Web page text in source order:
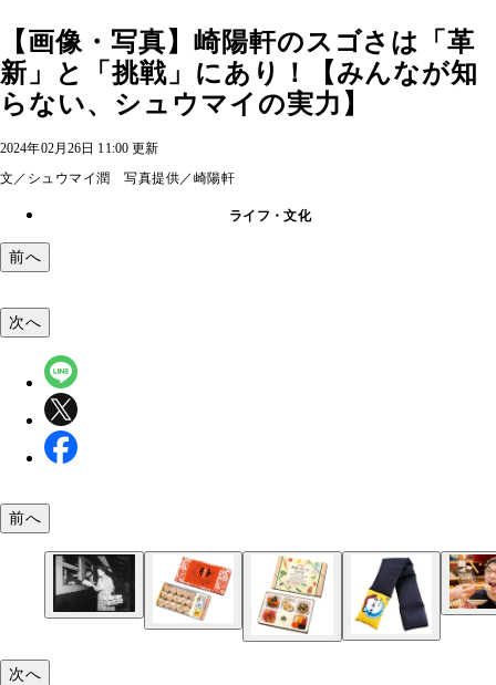
【画像・写真】崎陽軒のスゴさは「革
新」と「挑戦」にあり！【みんなが知
らない、シュウマイの実力】
2024年02月26日 11:00 更新
文／シュウマイ潤 写真提供／崎陽軒
ライフ・文化
前へ
ほぼ毎日シュウマイを食べ続け、日本シュウマイ
次へ
前へ
次へ